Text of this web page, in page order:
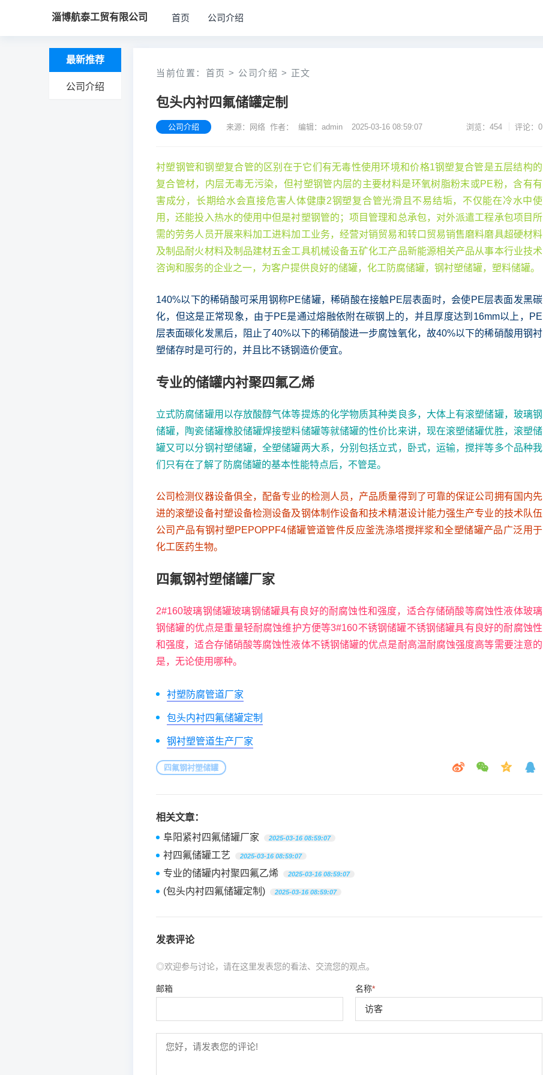
淄博航泰工贸有限公司 首页 公司介绍
最新推荐
公司介绍
当前位置： 首页 > 公司介绍 > 正文
包头内衬四氟储罐定制
公司介绍 来源：网络 作者： 编辑：admin 2025-03-16 08:59:07 浏览：454 评论：0
衬塑钢管和钢塑复合管的区别在于它们有无毒性使用环境和价格1钢塑复合管是五层结构的
复合管材，内层无毒无污染，但衬塑钢管内层的主要材料是环氧树脂粉末或PE粉，含有有
害成分，长期给水会直接危害人体健康2钢塑复合管光滑且不易结垢，不仅能在冷水中使
用，还能投入热水的使用中但是衬塑钢管的；项目管理和总承包，对外派遣工程承包项目所
需的劳务人员开展来料加工进料加工业务，经营对销贸易和转口贸易销售磨料磨具超硬材料
及制品耐火材料及制品建材五金工具机械设备五矿化工产品新能源相关产品从事本行业技术
咨询和服务的企业之一，为客户提供良好的储罐，化工防腐储罐，钢衬塑储罐，塑料储罐。
140%以下的稀硝酸可采用钢称PE储罐，稀硝酸在接触PE层表面时，会使PE层表面发黑碳
化，但这是正常现象，由于PE是通过熔融依附在碳钢上的，并且厚度达到16mm以上，PE
层表面碳化发黑后，阻止了40%以下的稀硝酸进一步腐蚀氧化，故40%以下的稀硝酸用钢衬
塑储存时是可行的，并且比不锈钢造价便宜。
专业的储罐内衬聚四氟乙烯
立式防腐储罐用以存放酸醇气体等提炼的化学物质其种类良多，大体上有滚塑储罐，玻璃钢
储罐，陶瓷储罐橡胶储罐焊接塑料储罐等就储罐的性价比来讲，现在滚塑储罐优胜，滚塑储
罐又可以分钢衬塑储罐，全塑储罐两大系，分别包括立式，卧式，运输，搅拌等多个品种我
们只有在了解了防腐储罐的基本性能特点后，不管是。
公司检测仪器设备俱全，配备专业的检测人员，产品质量得到了可靠的保证公司拥有国内先
进的滚塑设备衬塑设备检测设备及钢体制作设备和技术精湛设计能力强生产专业的技术队伍
公司产品有钢衬塑PEPOPPF4储罐管道管件反应釜洗涤塔搅拌浆和全塑储罐产品广泛用于
化工医药生物。
四氟钢衬塑储罐厂家
2#160玻璃钢储罐玻璃钢储罐具有良好的耐腐蚀性和强度，适合存储硝酸等腐蚀性液体玻璃
钢储罐的优点是重量轻耐腐蚀维护方便等3#160不锈钢储罐不锈钢储罐具有良好的耐腐蚀性
和强度，适合存储硝酸等腐蚀性液体不锈钢储罐的优点是耐高温耐腐蚀强度高等需要注意的
是，无论使用哪种。
衬塑防腐管道厂家
包头内衬四氟储罐定制
钢衬塑管道生产厂家
四氟钢衬塑储罐
相关文章：
阜阳紧衬四氟储罐厂家
2025-03-16 08:59:07
衬四氟储罐工艺 2025-03-16 08:59:07
专业的储罐内衬聚四氟乙烯 2025-03-16 08:59:07
(包头内衬四氟储罐定制) 2025-03-16 08:59:07
发表评论
◎欢迎参与讨论，请在这里发表您的看法、交流您的观点。
名称*
邮箱